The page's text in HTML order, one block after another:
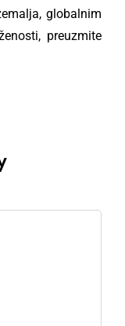
globalnim
preuzmite